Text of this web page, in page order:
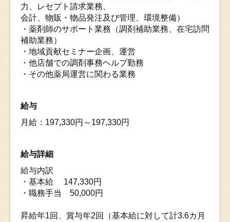
力、レセプト請求業務、
会計、物販・物品発注及び管理、環境整備）
・薬剤師のサポート業務（調剤補助業務、在宅訪問
補助業務）
・地域貢献セミナー企画、運営
・他店舗での調剤事務ヘルプ勤務
・その他薬局運営に関わる業務
給与
月給：197,330円～197,330円
給与詳細
給与内訳
・基本給 147,330円
・職務手当 50,000円
昇給年1回、賞与年2回（基本給に対して計3.6カ月